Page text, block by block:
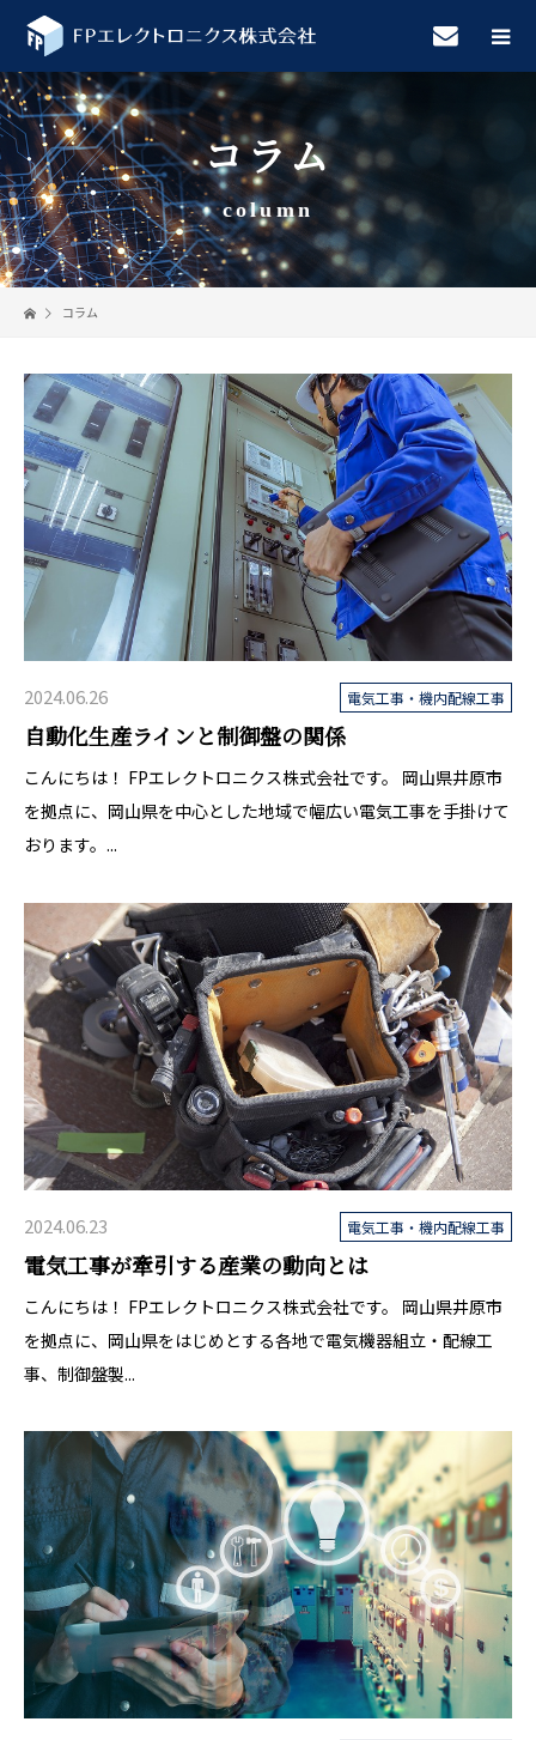
コラム
column
コラム
2024.06.26 電気工事・機内配線工事
自動化生産ラインと制御盤の関係
こんにちは！ FPエレクトロニクス株式会社です。 岡山県井原市
を拠点に、岡山県を中心とした地域で幅広い電気工事を手掛けて
おります。...
2024.06.23 電気工事・機内配線工事
電気工事が牽引する産業の動向とは
こんにちは！ FPエレクトロニクス株式会社です。 岡山県井原市
を拠点に、岡山県をはじめとする各地で電気機器組立・配線工
事、制御盤製...